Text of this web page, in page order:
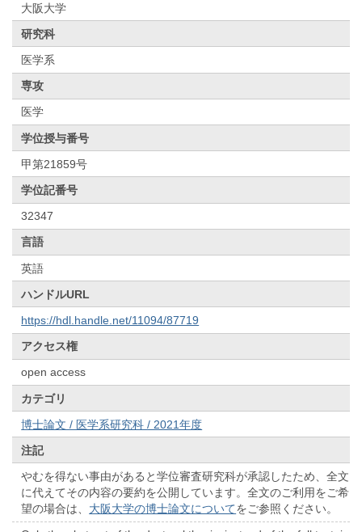
大阪大学
研究科
医学系
専攻
医学
学位授与番号
甲第21859号
学位記番号
32347
言語
英語
ハンドルURL
https://hdl.handle.net/11094/87719
アクセス権
open access
カテゴリ
博士論文 / 医学系研究科 / 2021年度
注記
やむを得ない事由があると学位審査研究科が承認したため、全文
に代えてその内容の要約を公開しています。全文のご利用をご希
望の場合は、 大阪大学の博士論文についてをご参照ください。